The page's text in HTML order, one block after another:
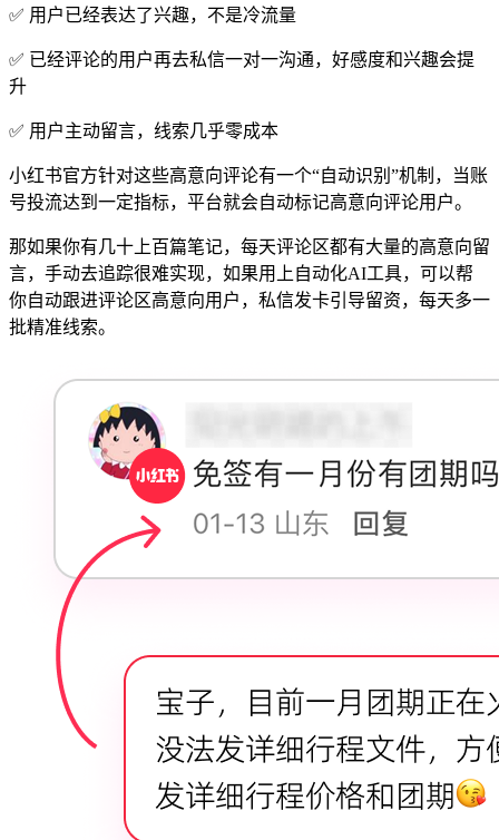
✅ 用户已经表达了兴趣，不是冷流量
✅ 已经评论的用户再去私信一对一沟通，好感度和兴趣会提
升
✅ 用户主动留言，线索几乎零成本
小红书官方针对这些高意向评论有一个“自动识别”机制，当账
号投流达到一定指标，平台就会自动标记高意向评论用户。
那如果你有几十上百篇笔记，每天评论区都有大量的高意向留
言，手动去追踪很难实现，如果用上自动化AI工具，可以帮
你自动跟进评论区高意向用户，私信发卡引导留资，每天多一
批精准线索。